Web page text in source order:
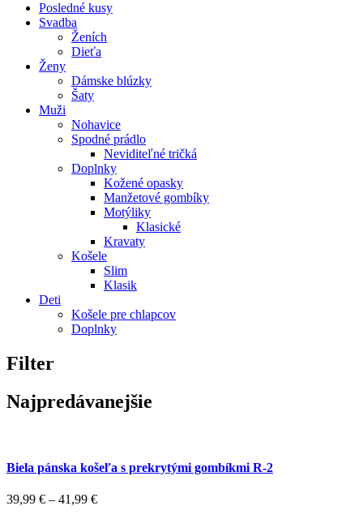
Posledné kusy
Svadba
Ženích
Dieťa
Ženy
Dámske blúzky
Šaty
Muži
Nohavice
Spodné prádlo
Neviditeľné tričká
Doplnky
Kožené opasky
Manžetové gombíky
Motýliky
Klasické
Kravaty
Košele
Slim
Klasik
Deti
Košele pre chlapcov
Doplnky
Filter
Najpredávanejšie
Biela pánska košeľa s prekrytými gombíkmi R-2
39,99 € – 41,99 €